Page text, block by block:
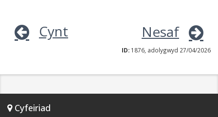
Cynt Nesaf
ID: 1876, adolygwyd 27/04/2026
Cyfeiriad